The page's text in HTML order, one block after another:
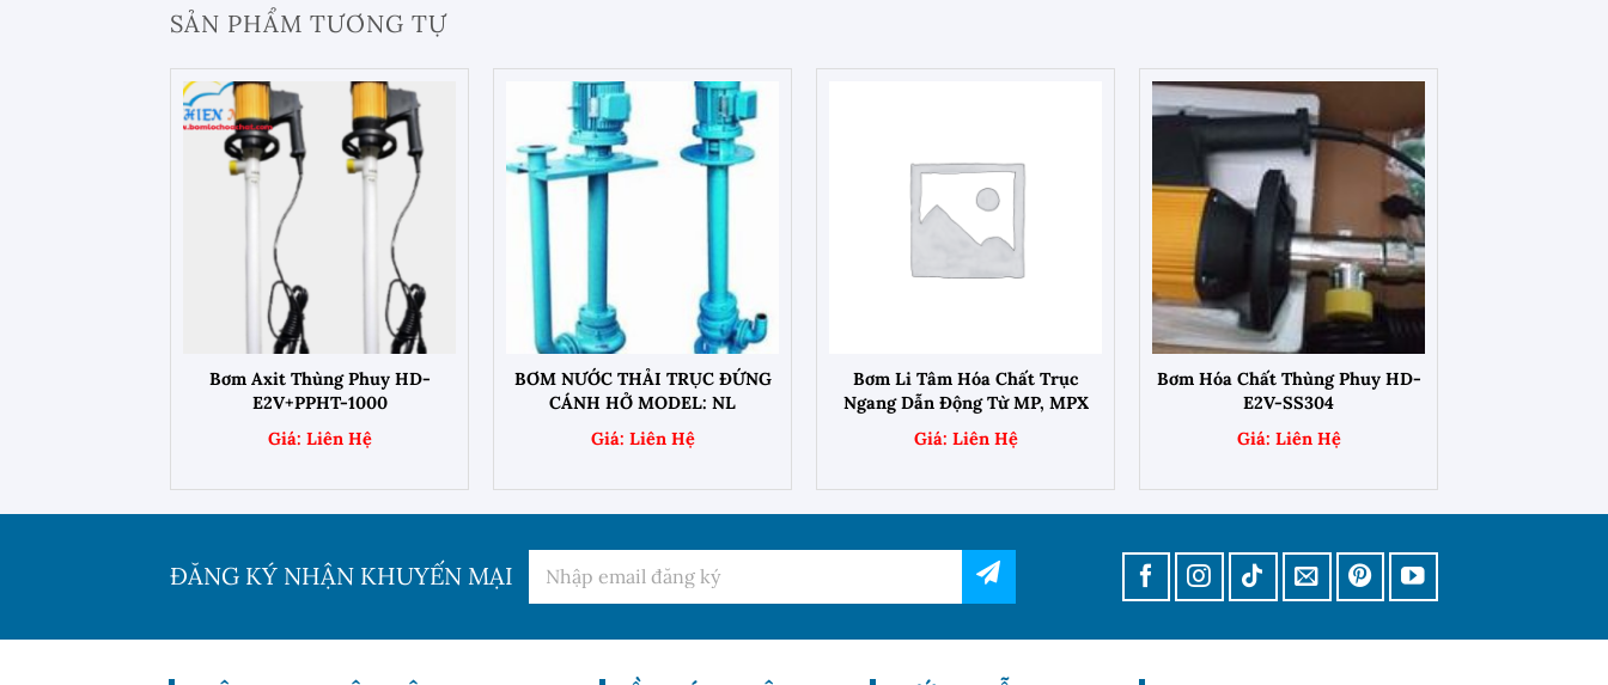
SẢN PHẨM TƯƠNG TỰ
Bơm Axit Thùng Phuy HD-
E2V+PPHT-1000
BƠM NƯỚC THẢI TRỤC ĐỨNG
CÁNH HỞ MODEL: NL
Bơm Li Tâm Hóa Chất Trục
Ngang Dẫn Động Từ MP, MPX
Bơm Hóa Chất Thùng Phuy HD-
E2V-SS304
ĐĂNG KÝ NHẬN KHUYẾN MẠI